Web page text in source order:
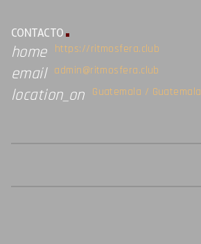
CONTACTO
home https://ritmosfera.club
email admin@ritmosfera.club
location_on Guatemala / Guatemala